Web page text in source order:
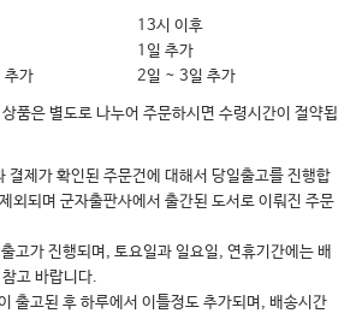
92
96
100
102
104
106
13시 이후
1일 추가
추가 2일 ~ 3일 추가
품은 별도로 나누어 주문하시면 수령시간이 절약됩
제가 확인된 주문건에 대해서 당일출고를 진행합
외되며 군자출판사에서 출간된 도서로 이뤄진 주문
고가 진행되며, 토요일과 일요일, 연휴기간에는 배
고 바랍니다.
출고된 후 하루에서 이틀정도 추가되며, 배송시간